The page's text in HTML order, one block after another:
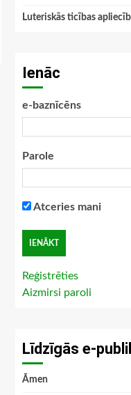
Luteriskās ticības
Ienāc
e-baznīcēns
Parole
Atceries mani
Reģistrēties
Aizmirsi paroli
Līdzīgās e-
Āmen